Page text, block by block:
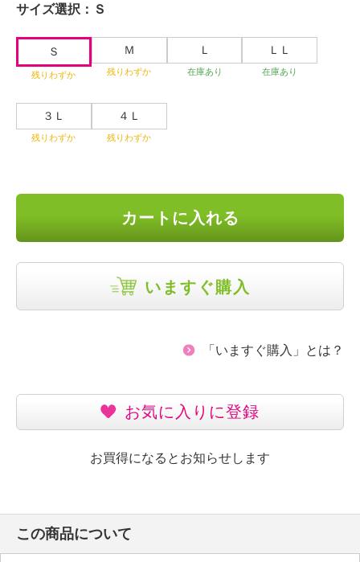
サイズ選択： Ｓ
Ｓ
残りわずか
Ｍ
残りわずか
Ｌ
在庫あり
ＬＬ
在庫あり
３Ｌ
残りわずか
４Ｌ
残りわずか
カートに入れる
いますぐ購入
「いますぐ購入」とは？
お気に入りに登録
お買得になるとお知らせします
この商品について